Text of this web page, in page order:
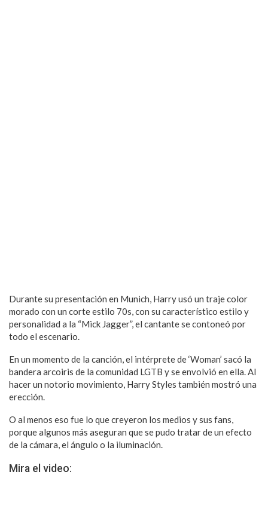
Durante su presentación en Munich, Harry usó un traje color
morado con un corte estilo 70s, con su característico estilo y
personalidad a la “Mick Jagger”, el cantante se contoneó por
todo el escenario.
En un momento de la canción, el intérprete de ‘Woman’ sacó la
bandera arcoiris de la comunidad LGTB y se envolvió en ella. Al
hacer un notorio movimiento, Harry Styles también mostró una
erección.
O al menos eso fue lo que creyeron los medios y sus fans,
porque algunos más aseguran que se pudo tratar de un efecto
de la cámara, el ángulo o la iluminación.
Mira el video: